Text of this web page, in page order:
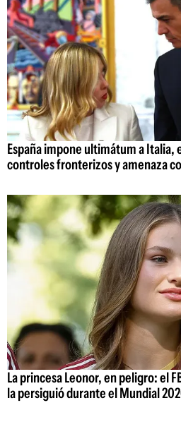
España impone ultimátum a Italia,
controles fronterizos y amenaza
La princesa Leonor, en peligro: el
la persiguió durante el Mundial